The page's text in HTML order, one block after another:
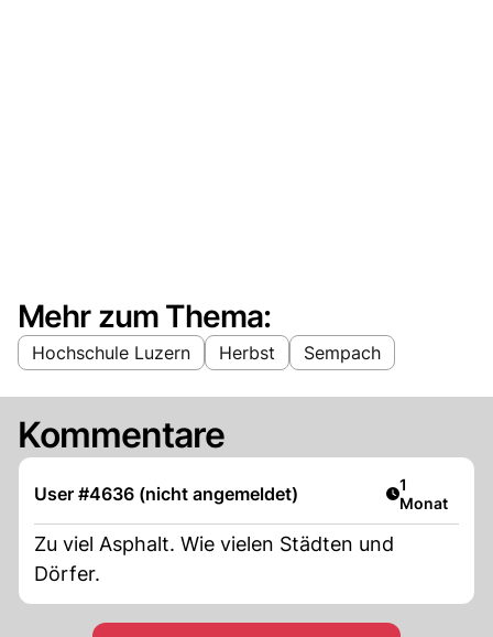
Mehr zum Thema:
Hochschule Luzern Herbst Sempach
Kommentare
User #4636 (nicht angemeldet) Artikel
1
Monat
Zu viel Asphalt. Wie vielen Städten und
Dörfer.